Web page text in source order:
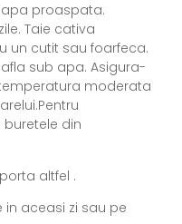
apa proaspata.
Taie cativa
un cutit sau foarfeca.
sub apa. Asigura-
moderata
din
altfel .
aceasi zi sau pe